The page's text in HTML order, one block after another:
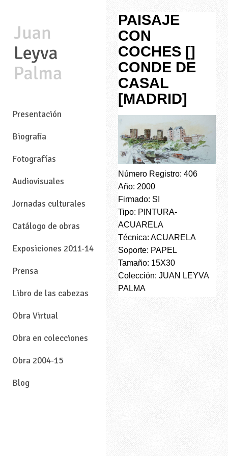
Presentación
Biografia
Fotografías
Audiovisuales
Jornadas culturales
Catálogo de obras
Exposiciones 2011-14
Prensa
Libro de las cabezas
Obra Virtual
Obra en colecciones
Obra 2004-15
Blog
PAISAJE
CON
COCHES []
CONDE DE
CASAL
[MADRID]
Número Registro: 406
Año: 2000
Firmado: SI
Tipo: PINTURA-
ACUARELA
Técnica: ACUARELA
Soporte: PAPEL
Tamaño: 15X30
Colección: JUAN LEYVA
PALMA